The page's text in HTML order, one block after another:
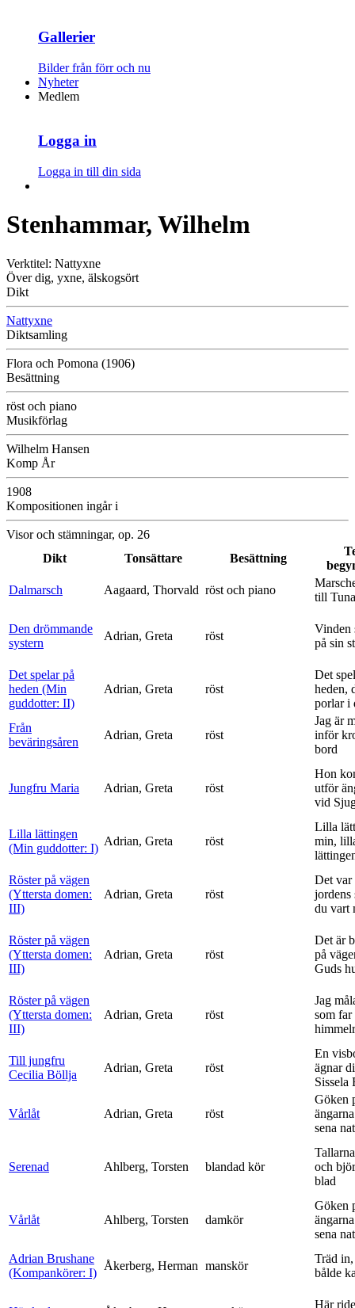
Gallerier
Bilder från förr och nu
Nyheter
Medlem
Logga in
Logga in till din sida
Stenhammar, Wilhelm
Verktitel: Nattyxne
Över dig, yxne, älskogsört
Dikt
Nattyxne
Diktsamling
Flora och Pomona (1906)
Besättning
röst och piano
Musikförlag
Wilhelm Hansen
Komp År
1908
Kompositionen ingår i
Visor och stämningar, op. 26
Dikt
Tonsättare Besättning
Dalmarsch
Aagaard, Thorvald röst och piano
till Tuna
Den drömmande
systern
Adrian, Greta röst
Vinden
på sin
Det spelar på
heden (Min
guddotter: II)
Adrian, Greta röst
Det
heden,
porlar i
Från
beväringsåren
Adrian, Greta röst
Jag är
inför
bord
Jungfru Maria Adrian, Greta röst
Hon
utför
vid
Lilla lättingen
(Min guddotter: I)
Adrian, Greta röst
Lilla
min,
Röster på vägen
(Yttersta domen:
III)
Adrian, Greta röst
Det var
jordens
du vart
Röster på vägen
(Yttersta domen:
III)
Adrian, Greta röst
Det är
på
Guds
Röster på vägen
(Yttersta domen:
III)
Adrian, Greta röst
Jag
som
Till jungfru
Cecilia Böllja
Adrian, Greta röst
En
ägnar
Sissela
Vårlåt Adrian, Greta röst
Göken
sena
Serenad Ahlberg, Torsten blandad kör
och
blad
Vårlåt Ahlberg, Torsten damkör
Göken
sena
Adrian Brushane
(Kompankörer: I)
Åkerberg, Herman manskör
Träd
bålde
Här